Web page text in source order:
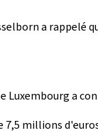
a rappelé
Luxembourg a
7,5 millions